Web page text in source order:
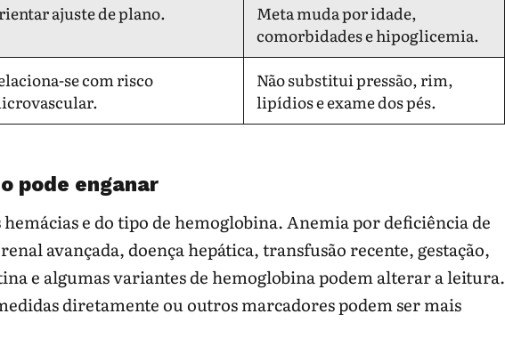
ajuste de plano.
Meta muda por idade,
comorbidades e hipoglicemia.
se com risco
Não substitui pressão, rim,
lipídios e exame dos pés.
pode enganar
hemácias e do tipo de hemoglobina. Anemia por deficiência de
avançada, doença hepática, transfusão recente, gestação,
e algumas variantes de hemoglobina podem alterar a leitura.
diretamente ou outros marcadores podem ser mais